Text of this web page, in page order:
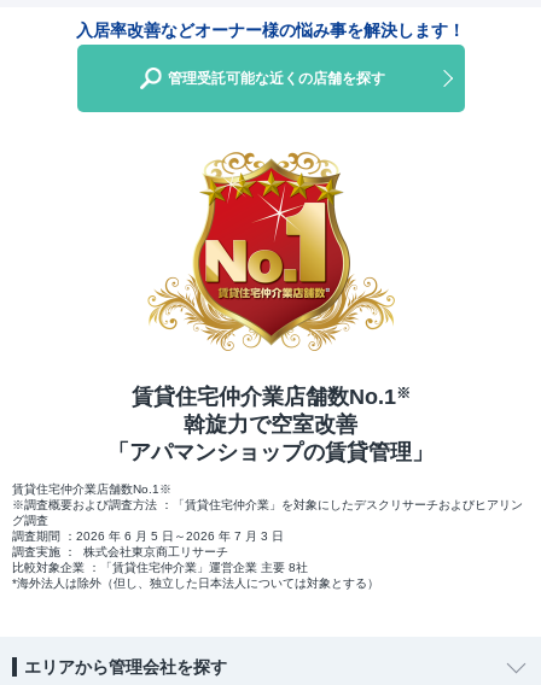
入居率改善などオーナー様の悩み事を解決します！
管理受託可能な近くの店舗を探す
賃貸住宅仲介業店舗数No.1※
斡旋力で空室改善
「アパマンショップの賃貸管理」
賃貸住宅仲介業店舗数No.1※
※調査概要および調査方法 ：「賃貸住宅仲介業」を対象にしたデスクリサーチおよびヒアリン
グ調査
調査期間 ：2026 年 6 月 5 日～2026 年 7 月 3 日
調査実施 ： 株式会社東京商工リサーチ
比較対象企業 ：「賃貸住宅仲介業」運営企業 主要 8社
*海外法人は除外（但し、独立した日本法人については対象とする）
エリアから管理会社を探す